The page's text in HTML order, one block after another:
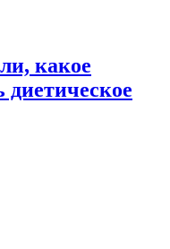
какое
диетическое